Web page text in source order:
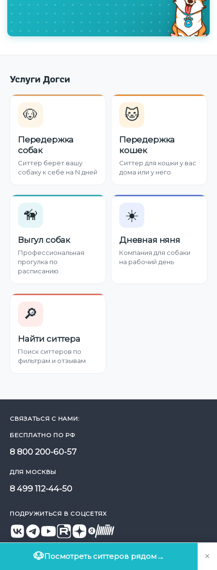
Услуги Догси
🐶
Передержка
собак
Ситтер берёт вашу
собаку к себе на N дней
🐱
Передержка
кошек
Ситтер для кошки у вас
дома или у него
🦮
Выгул собак
Профессиональная
прогулка по
расписанию
☀️
Дневная няня
Компания для собаки
на рабочий день
🔎
Найти ситтера
Поиск ситтеров по
фильтрам и отзывам
СВЯЗАТЬСЯ С НАМИ:
БЕСПЛАТНО ПО РФ
8 800 200-60-57
ДЛЯ МОСКВЫ
8 499 112-44-50
ПОДРУЖИТЬСЯ В СОЦСЕТЯХ
СКАЧАТЬ ПРИЛОЖЕНИЕ
🐶Посмотреть ситтеров рядом→ ×